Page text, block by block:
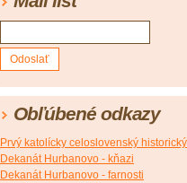
Obľúbené odkazy
Prvý katolícky celoslovenský
Dekanát Hurbanovo - kňazi
Dekanát Hurbanovo - farnosti